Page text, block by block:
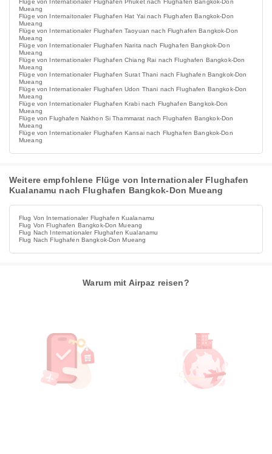
Flüge von Internationaler Flughafen Phuket nach Flughafen Bangkok-Don
Mueang
Flüge von Internaitonaler Flughafen Hat Yai nach Flughafen Bangkok-Don
Mueang
Flüge von Internationaler Flughafen Taoyuan nach Flughafen Bangkok-Don
Mueang
Flüge von Internationaler Flughafen Narita nach Flughafen Bangkok-Don
Mueang
Flüge von Internationaler Flughafen Chiang Rai nach Flughafen Bangkok-Don
Mueang
Flüge von Internationaler Flughafen Surat Thani nach Flughafen Bangkok-Don
Mueang
Flüge von Internationaler Flughafen Udon Thani nach Flughafen Bangkok-Don
Mueang
Flüge von Internationaler Flughafen Krabi nach Flughafen Bangkok-Don
Mueang
Flüge von Flughafen Nakhon Si Thammarat nach Flughafen Bangkok-Don
Mueang
Flüge von Internationaler Flughafen Kansai nach Flughafen Bangkok-Don
Mueang
Weitere empfohlene Flüge von Internationaler Flughafen
Kualanamu nach Flughafen Bangkok-Don Mueang
Flug Von Internationaler Flughafen Kualanamu
Flug Von Flughafen Bangkok-Don Mueang
Flug Nach Internationaler Flughafen Kualanamu
Flug Nach Flughafen Bangkok-Don Mueang
Warum mit Airpaz reisen?